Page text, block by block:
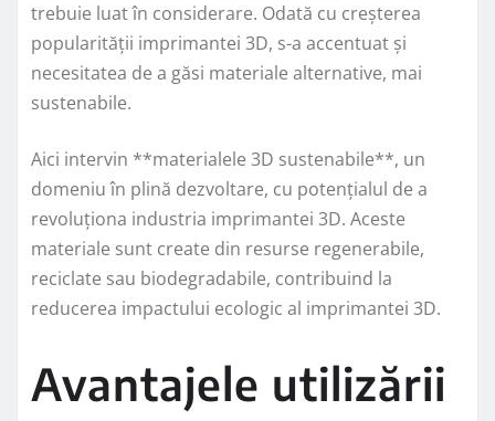
trebuie luat în considerare. Odată cu creșterea
popularității imprimantei 3D, s-a accentuat și
necesitatea de a găsi materiale alternative, mai
sustenabile.
Aici intervin **materialele 3D sustenabile**, un
domeniu în plină dezvoltare, cu potențialul de a
revoluționa industria imprimantei 3D. Aceste
materiale sunt create din resurse regenerabile,
reciclate sau biodegradabile, contribuind la
reducerea impactului ecologic al imprimantei 3D.
Avantajele utilizării